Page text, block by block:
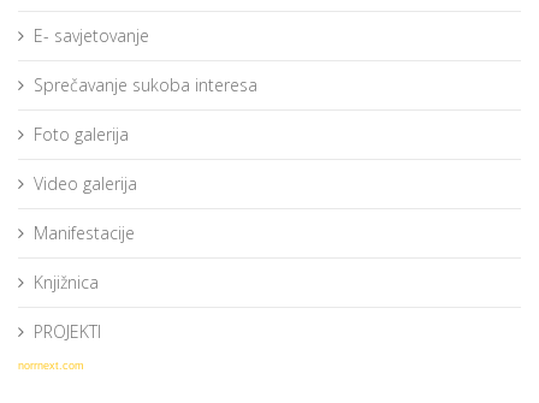
E- savjetovanje
Sprečavanje sukoba interesa
Foto galerija
Video galerija
Manifestacije
Knjižnica
PROJEKTI
norrnext.com